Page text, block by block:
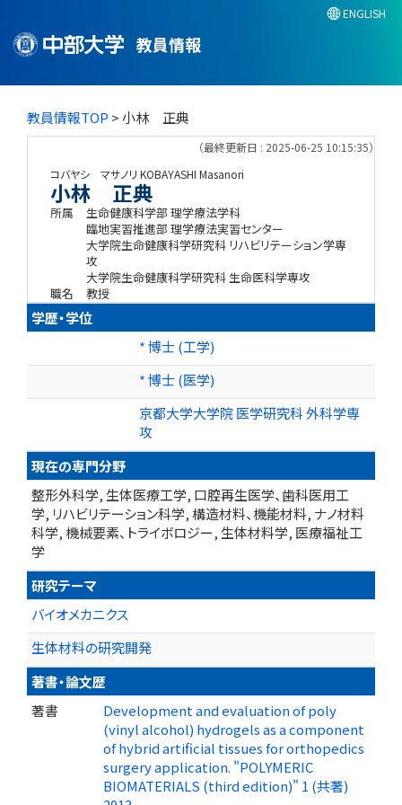
教員情報
ENGLISH
教員情報TOP > 小林 正典
（最終更新日 : 2025-06-25 10:15:35）
コバヤシ マサノリ KOBAYASHI Masanori
小林 正典
所属
生命健康科学部 理学療法学科
臨地実習推進部 理学療法実習センター
大学院生命健康科学研究科 リハビリテーション学専
攻
大学院生命健康科学研究科 生命医科学専攻
職名
教授
学歴・学位
* 博士 (工学)
* 博士 (医学)
京都大学大学院 医学研究科 外科学専
攻
現在の専門分野
整形外科学, 生体医療工学, 口腔再生医学、歯科医用工
学, リハビリテーション科学, 構造材料、機能材料, ナノ材料
科学, 機械要素、トライボロジー, 生体材料学, 医療福祉工
学
研究テーマ
バイオメカニクス
生体材料の研究開発
著書・論文歴
著書
Development and evaluation of poly
(vinyl alcohol) hydrogels as a component
of hybrid artificial tissues for orthopedics
surgery application. "POLYMERIC
BIOMATERIALS (third edition)" 1 (共著)